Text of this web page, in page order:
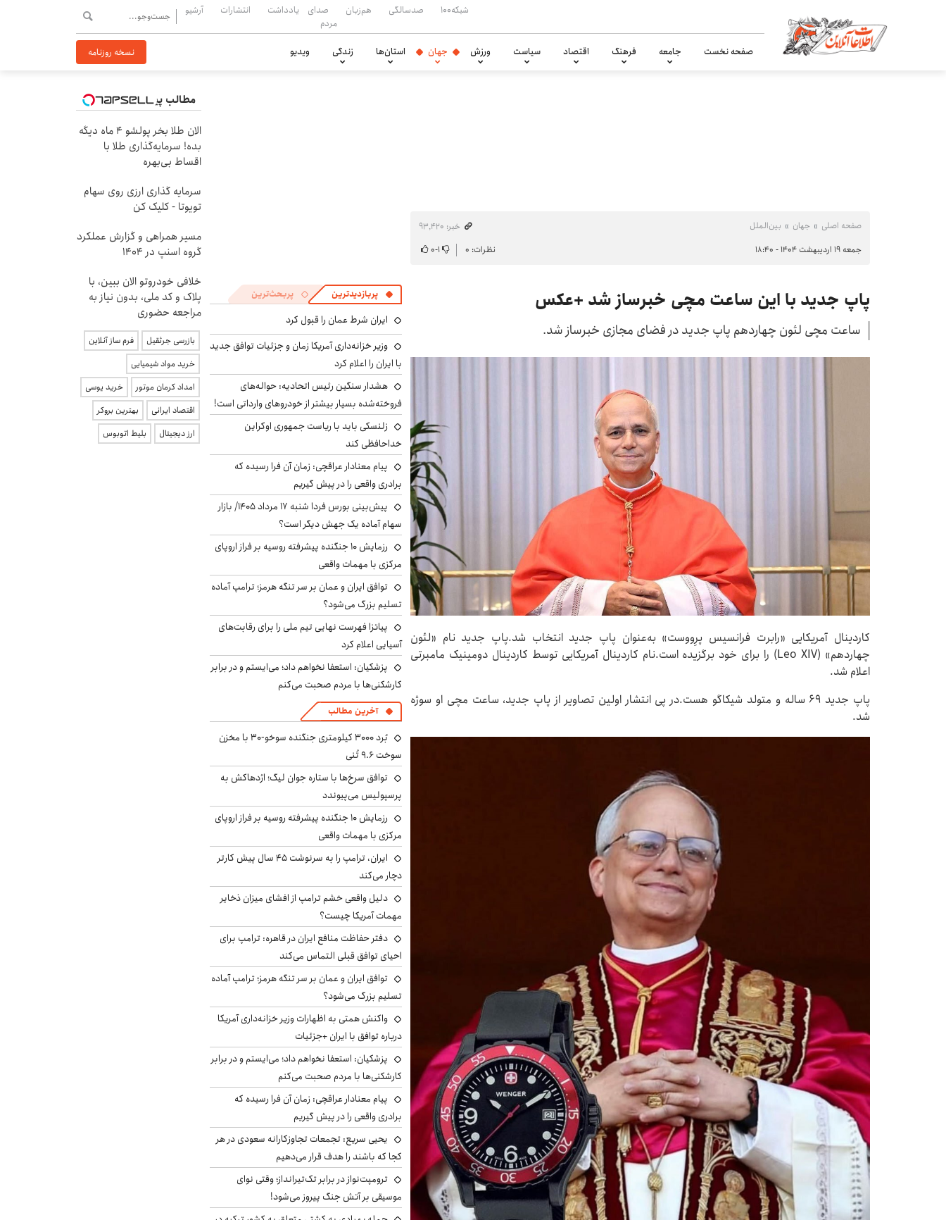
شبکه۱۰۰ صدسالگی هم‌زبان
صدای
مردم
یادداشت انتشارات آرشیو
صفحه نخست جامعه فرهنگ اقتصاد سیاست ورزش جهان استان‌ها زندگی ویدیو نسخه روزنامه
صفحه اصلی جهان بین‌الملل
خبر: ۹۳٬۴۲۰
جمعه ۱۹ اردیبهشت ۱۴۰۴ - ۱۸:۴۰
نظرات: ۰ ۱-۰
پاپ جدید با این ساعت مچی خبرساز شد +عکس
ساعت مچی لئون چهاردهم پاپ جدید در فضای مجازی خبرساز شد.
کاردینال آمریکایی «رابرت فرانسیس پرِووست» به‌عنوان پاپ جدید انتخاب شد.پاپ جدید نام «لئون
چهاردهم» (Leo XIV) را برای خود برگزیده است.نام کاردینال آمریکایی توسط کاردینال دومینیک مامبرتی
اعلام شد.
پاپ جدید ۶۹ ساله و متولد شیکاگو هست.در پی انتشار اولین تصاویر از پاپ جدید، ساعت مچی او سوژه
شد.
پربازدیدترین پربحث‌ترین
ایران شرط عمان را قبول کرد
وزیر خزانه‌داری آمریکا زمان و جزئیات توافق جدید
با ایران را اعلام کرد
هشدار سنگین رئیس اتحادیه: حواله‌های
فروخته‌شده بسیار بیشتر از خودروهای وارداتی است!
زلنسکی باید با ریاست جمهوری اوکراین
خداحافظی کند
پیام معنادار عراقچی: زمان آن فرا رسیده که
برادری واقعی را در پیش گیریم
پیش‌بینی بورس فردا شنبه ۱۷ مرداد ۱۴۰۵/ بازار
سهام آماده یک جهش دیگر است؟
رزمایش ۱۰ جنگنده پیشرفته روسیه بر فراز اروپای
مرکزی با مهمات واقعی
توافق ایران و عمان بر سر تنگه هرمز؛ ترامپ آماده
تسلیم بزرگ می‌شود؟
پیاتزا فهرست نهایی تیم ملی را برای رقابت‌های
آسیایی اعلام کرد
پزشکیان: استعفا نخواهم داد؛ می‌ایستم و در برابر
کارشکنی‌ها با مردم صحبت می‌کنم
آخرین مطالب
بُرد ۳۰۰۰ کیلومتری جنگنده سوخو-۳۰ با مخزن
سوخت ۹.۶ تُنی
توافق سرخ‌ها با ستاره جوان لیگ؛ اژدهاکش به
پرسپولیس می‌پیوندد
رزمایش ۱۰ جنگنده پیشرفته روسیه بر فراز اروپای
مرکزی با مهمات واقعی
ایران، ترامپ را به سرنوشت ۴۵ سال پیش کارتر
دچار می‌کند
دلیل واقعی خشم ترامپ از افشای میزان ذخایر
مهمات آمریکا چیست؟
دفتر حفاظت منافع ایران در قاهره: ترامپ برای
احیای توافق قبلی التماس می‌کند
توافق ایران و عمان بر سر تنگه هرمز؛ ترامپ آماده
تسلیم بزرگ می‌شود؟
واکنش همتی به اظهارات وزیر خزانه‌داری آمریکا
درباره توافق با ایران +جزئیات
پزشکیان: استعفا نخواهم داد؛ می‌ایستم و در برابر
کارشکنی‌ها با مردم صحبت می‌کنم
پیام معنادار عراقچی: زمان آن فرا رسیده که
برادری واقعی را در پیش گیریم
یحیی سریع: تجمعات تجاوزکارانه سعودی در هر
کجا که باشند را هدف قرار می‌دهیم
ترومپت‌نواز در برابر تک‌تیرانداز؛ وقتی نوای
موسیقی بر آتش جنگ پیروز می‌شود!
مطالب پیشنهادی
الان طلا بخر پولشو 4 ماه دیگه
بده! سرمایه‌گذاری طلا با
اقساط بی‌بهره
سرمایه گذاری ارزی روی سهام
تویوتا - کلیک کن
مسیر همراهی و گزارش عملکرد
گروه اسنپ در ۱۴۰۴
خلافی خودروتو الان ببین، با
پلاک و کد ملی، بدون نیاز به
مراجعه حضوری
بازرسی جرثقیل
فرم ساز آنلاین
خرید مواد شیمیایی
امداد کرمان موتور
خرید یوسی
اقتصاد ایرانی
بهترین بروکر
ارز دیجیتال
بلیط اتوبوس